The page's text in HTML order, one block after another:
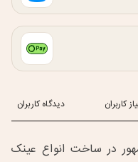
کاربران دیدگاه کاربران
در ساخت انواع عینک